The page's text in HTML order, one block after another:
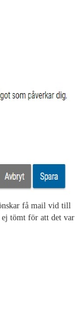
få mail vid till
tömt för att det var